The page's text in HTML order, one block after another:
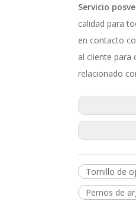
Servicio
calidad para
en contacto
al cliente para
relacionado
Tornillo de
Pernos de